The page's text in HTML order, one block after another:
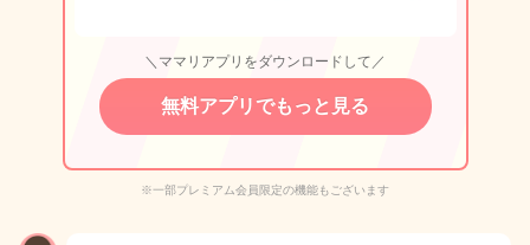
＼ママリアプリをダウンロードして／
無料アプリでもっと見る
※一部プレミアム会員限定の機能もございます